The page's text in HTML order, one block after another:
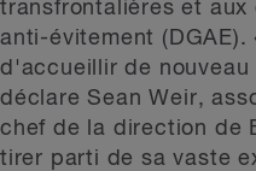
transfrontalières et
anti-évitement
d'accueillir de nouveau
déclare Sean Weir,
chef de la direction de
tirer parti de sa vaste